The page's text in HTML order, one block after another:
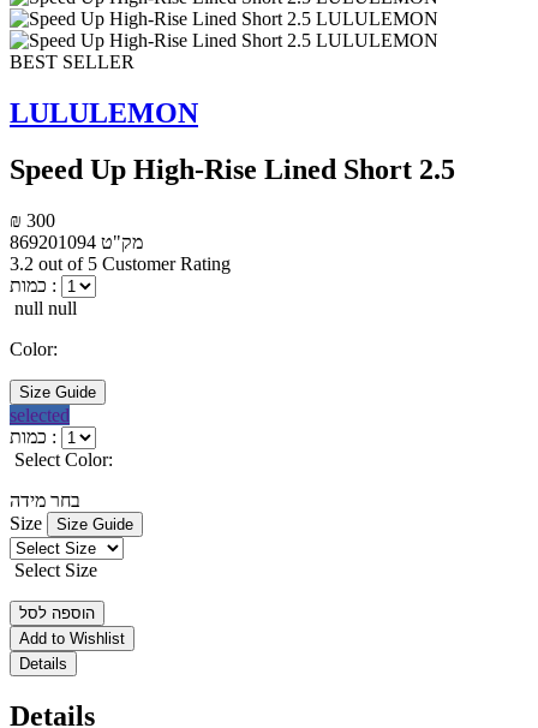
BEST SELLER
LULULEMON
Speed Up High-Rise Lined Short 2.5
₪ 300
מק"ט 869201094
3.2 out of 5 Customer Rating
כמות :
null null
Color:
Size Guide
selected
כמות :
Select Color:
בחר מידה
Size
Size Guide
Select Size
הוספה לסל
Add to Wishlist
Details
Details